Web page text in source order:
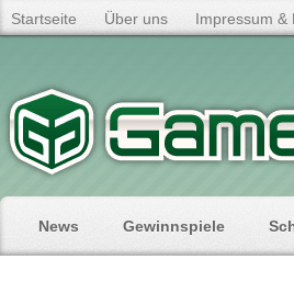
Startseite Über uns Impressum &
News Gewinnspiele